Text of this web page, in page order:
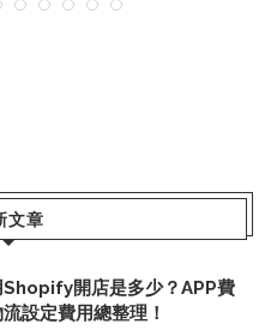
文章
Shopify開店是多少？APP費
設定費用總整理！